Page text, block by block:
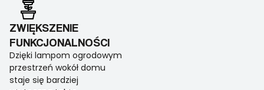
ZWIĘKSZENIE
FUNKCJONALNOŚCI
Dzięki lampom ogrodowym
przestrzeń wokół domu
staje się bardziej